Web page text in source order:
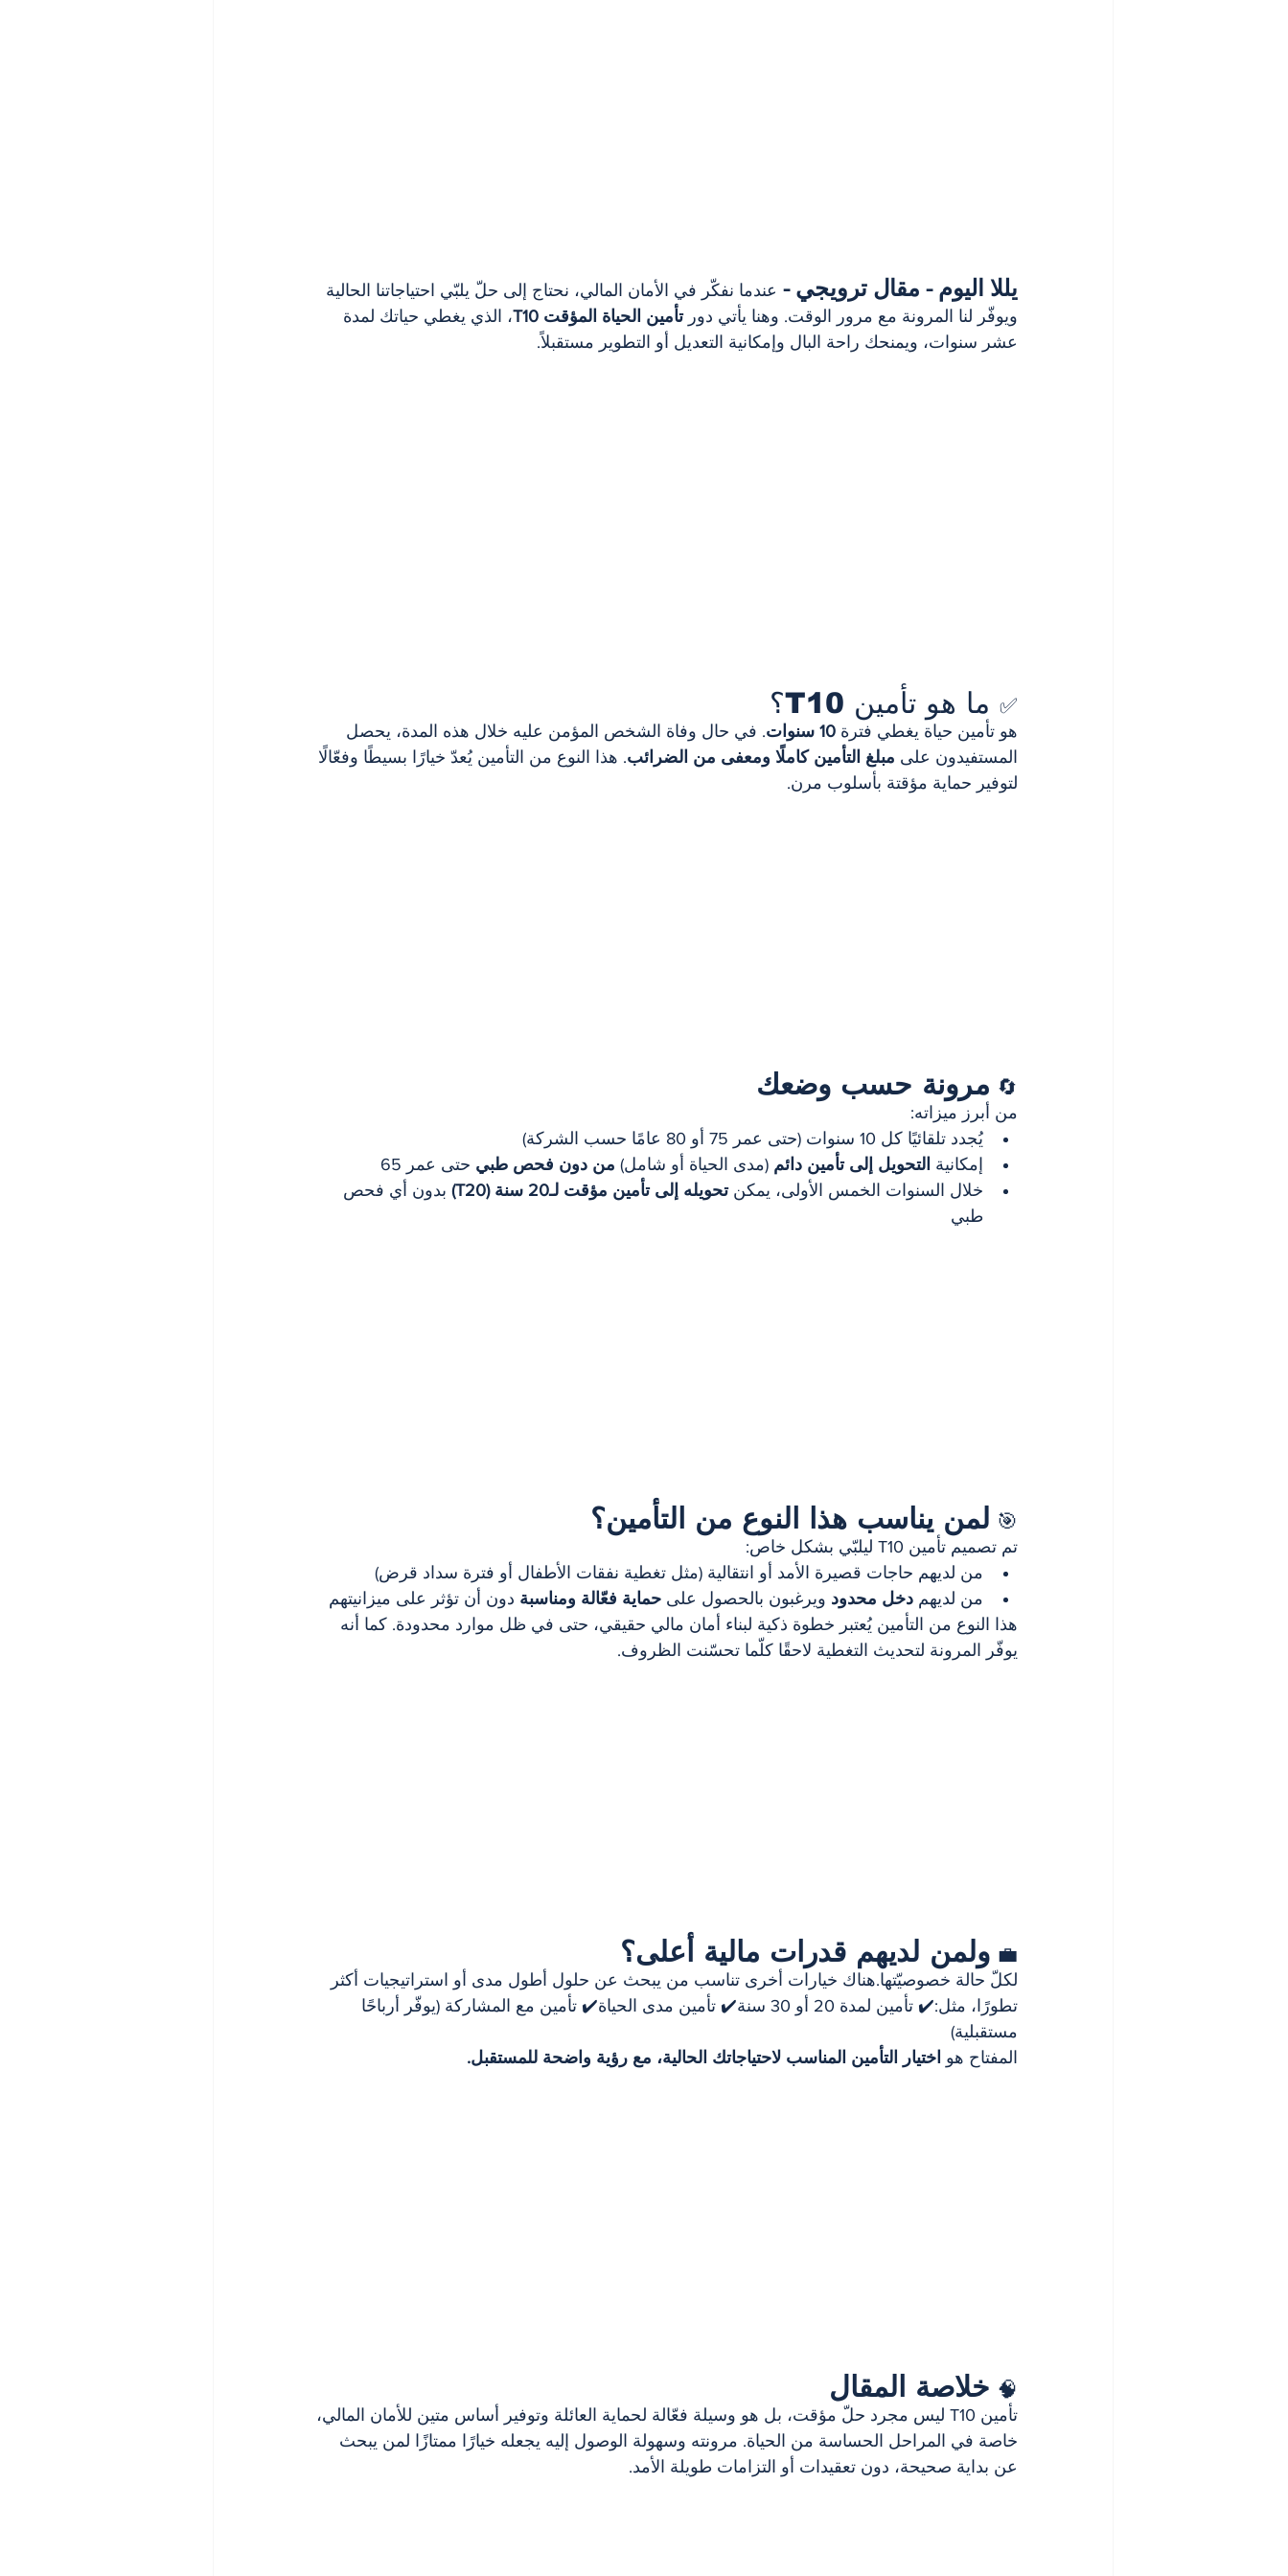
يللا اليوم - مقال ترويجي - عندما نفكّر في الأمان المالي، نحتاج إلى حلّ يلبّي احتياجاتنا الحالية
ويوفّر لنا المرونة مع مرور الوقت. وهنا يأتي دور تأمين الحياة المؤقت T10
، الذي يغطي حياتك لمدة
عشر سنوات، ويمنحك راحة البال وإمكانية التعديل أو التطوير مستقبلاً.
✅ ما هو تأمين T10؟
هو تأمين حياة يغطي فترة 10 سنوات
. في حال وفاة الشخص المؤمن عليه خلال هذه المدة، يحصل
المستفيدون على مبلغ التأمين كاملًا ومعفى من الضرائب. هذا النوع من التأمين يُعدّ خيارًا بسيطًا وفعّالًا
لتوفير حماية مؤقتة بأسلوب مرن.
🔄 مرونة حسب وضعك
من أبرز ميزاته:
يُجدد تلقائيًا كل 10 سنوات (حتى عمر 75 أو 80 عامًا حسب الشركة)
إمكانية التحويل إلى تأمين دائم (مدى الحياة أو شامل) من دون فحص طبي حتى عمر 65
خلال السنوات الخمس الأولى، يمكن تحويله إلى تأمين مؤقت لـ20 سنة (T20)
بدون أي فحص
طبي
🎯 لمن يناسب هذا النوع من التأمين؟
تم تصميم تأمين T10 ليلبّي بشكل خاص:
من لديهم حاجات قصيرة الأمد أو انتقالية (مثل تغطية نفقات الأطفال أو فترة سداد قرض)
من لديهم دخل محدود ويرغبون بالحصول على حماية فعّالة ومناسبة دون أن تؤثر على ميزانيتهم
هذا النوع من التأمين يُعتبر خطوة ذكية لبناء أمان مالي حقيقي، حتى في ظل موارد محدودة. كما أنه
يوفّر المرونة لتحديث التغطية لاحقًا كلّما تحسّنت الظروف.
💼 ولمن لديهم قدرات مالية أعلى؟
لكلّ حالة خصوصيّتها.هناك خيارات أخرى تناسب من يبحث عن حلول أطول مدى أو استراتيجيات أكثر
تطورًا، مثل:✔️ تأمين لمدة 20 أو 30 سنة✔️ تأمين مدى الحياة✔️ تأمين مع المشاركة (يوفّر أرباحًا
مستقبلية)
المفتاح هو اختيار التأمين المناسب لاحتياجاتك الحالية، مع رؤية واضحة للمستقبل.
🧠 خلاصة المقال
تأمين T10 ليس مجرد حلّ مؤقت، بل هو وسيلة فعّالة لحماية العائلة وتوفير أساس متين للأمان المالي،
خاصة في المراحل الحساسة من الحياة. مرونته وسهولة الوصول إليه يجعله خيارًا ممتازًا لمن يبحث
عن بداية صحيحة، دون تعقيدات أو التزامات طويلة الأمد.